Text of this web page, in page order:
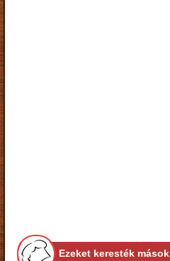
Ezeket keresték mások